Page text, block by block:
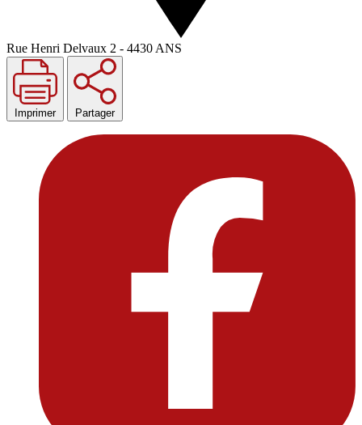
Rue Henri Delvaux 2 - 4430 ANS
Imprimer Partager